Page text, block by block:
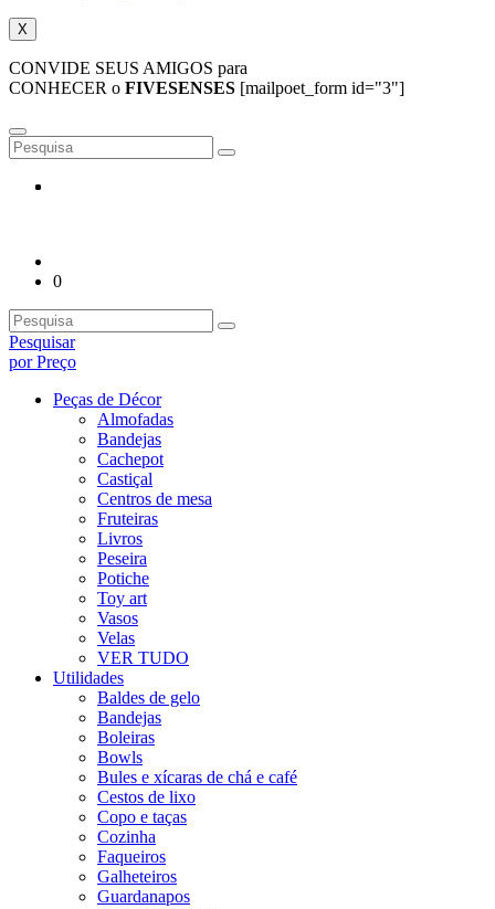
X
CONVIDE SEUS AMIGOS para
CONHECER o FIVESENSES [mailpoet_form id="3"]
0
Pesquisar
por Preço
Peças de Décor
Almofadas
Bandejas
Cachepot
Castiçal
Centros de mesa
Fruteiras
Livros
Peseira
Potiche
Toy art
Vasos
Velas
VER TUDO
Utilidades
Baldes de gelo
Bandejas
Boleiras
Bowls
Bules e xícaras de chá e café
Cestos de lixo
Copo e taças
Cozinha
Faqueiros
Galheteiros
Guardanapos